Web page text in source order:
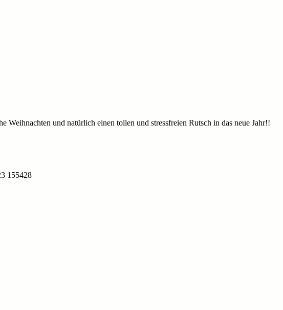
Weihnachten und natürlich einen tollen und stressfreien Rutsch in das neue Jahr!!